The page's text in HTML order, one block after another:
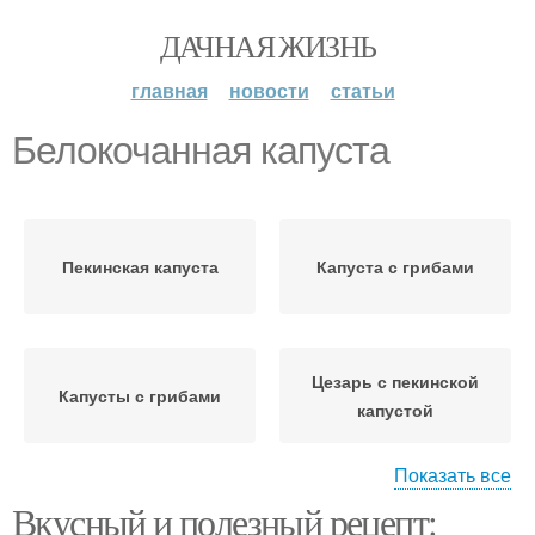
ДАЧНАЯ ЖИЗНЬ
главная новости статьи
Белокочанная капуста
Пекинская капуста Капуста с грибами
Капусты с грибами
Цезарь с пекинской
капустой
Салат с пекинской
Показать все
Вкусный и полезный рецепт: